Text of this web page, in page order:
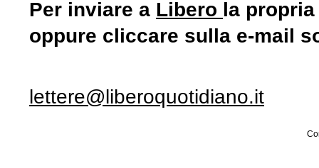
Per inviare a Libero la
oppure cliccare sulla e-mail
lettere@liberoquotidiano.it